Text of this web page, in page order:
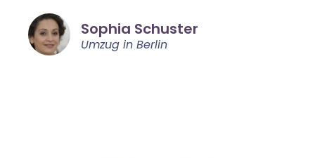
Sophia Schuster
Umzug in Berlin